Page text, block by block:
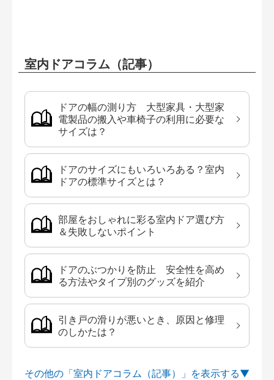
室内ドアコラム（記事）
ドアの幅の測り方 大型家具・大型家
電製品の搬入や車椅子の利用に必要な
サイズは？
ドアのサイズにもいろいろある？室内
ドアの標準サイズとは？
部屋をおしゃれに彩る室内ドア選び方
＆失敗しないポイント
ドアのぶつかりを防止 安全性を高め
る方法やタイプ別のグッズを紹介
引き戸の滑りが悪いとき、原因と修理
のしかたは？
その他の「室内ドアコラム（記事）」を